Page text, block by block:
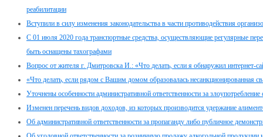
реабилитации
Вступили в силу изменения законодательства в части противодействия
С 01 июля 2020 года транспортные средства, осуществляющие регулярные
быть оснащены тахографами
Вопрос от жителя г. Дмитровска И.: «Что делать, если я обнаружил интернет-
«Что делать, если рядом с Вашим домом образовалась несанкционированная
Уточнены особенности административной ответственности за
Изменен перечень видов доходов, из которых производится удержание
Об административной ответственности за пропаганду либо публичное